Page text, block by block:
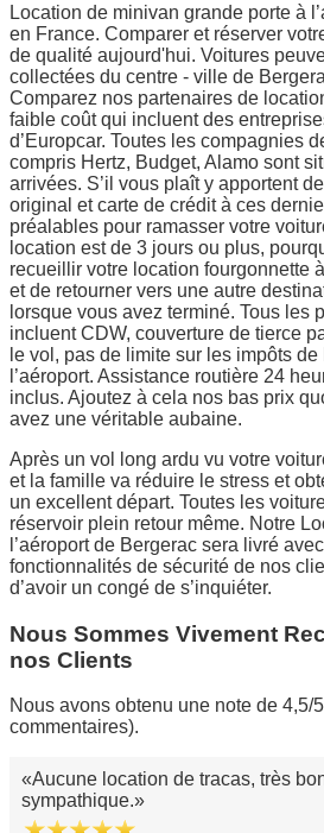
Location de minivan grande porte à
en France. Comparer et réserver
de qualité aujourd'hui. Voitures
collectées du centre - ville de
Comparez nos partenaires de
faible coût qui incluent des
d’Europcar. Toutes les compagnies
compris Hertz, Budget, Alamo sont
arrivées. S’il vous plaît y apportent
original et carte de crédit à ces
préalables pour ramasser votre
location est de 3 jours ou plus,
recueillir votre location fourgonnette
et de retourner vers une autre
lorsque vous avez terminé. Tous les
incluent CDW, couverture de tierce
le vol, pas de limite sur les impôts
l’aéroport. Assistance routière 24
inclus. Ajoutez à cela nos bas prix
avez une véritable aubaine.
Après un vol long ardu vu votre
et la famille va réduire le stress et
un excellent départ. Toutes les
réservoir plein retour même. Notre
l’aéroport de Bergerac sera livré
fonctionnalités de sécurité de nos
d’avoir un congé de s’inquiéter.
Nous Sommes Vivement
nos Clients
Nous avons obtenu une note de 4,5/
commentaires).
Aucune location de tracas, très
sympathique.